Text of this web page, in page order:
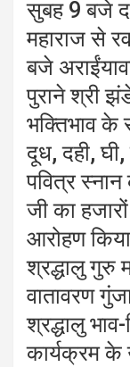
सुबह 9 बजे
महाराज से
बजे
पुराने श्री
भक्तिभाव के
दूध, दही,
पवित्र
जी का
आरोहण
श्रद्धालु गुरु
वातावरण
श्रद्धालु
कार्यक्रम के